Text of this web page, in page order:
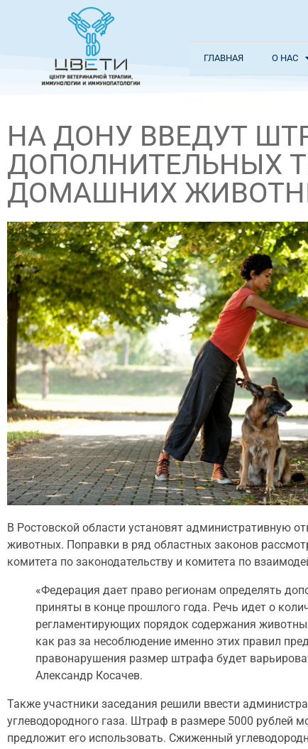
ГЛАВНАЯ О НАС
НА ДОНУ ВВЕДУТ
ДОПОЛНИТЕЛЬНЫХ
ДОМАШНИХ
В Ростовской области установят административную
животных. Поправки в ряд областных законов
комитета по законодательству и комитета по
«Федерация дает право регионам определять
приняты в конце прошлого года. Речь идет о
регламентирующих порядок содержания
как раз за несоблюдение именно этих правил
правонарушения размер штрафа будет
Александр Косачев.
Также участники заседания решили ввести
углеводородного газа. Штраф в размере 5000 рублей
предложит его использовать. Сжиженный